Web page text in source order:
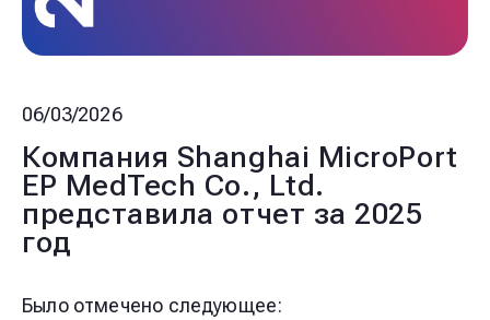
06/03/2026
Компания Shanghai MicroPort
EP MedTech Co., Ltd.
представила отчет за 2025
год
Было отмечено следующее: